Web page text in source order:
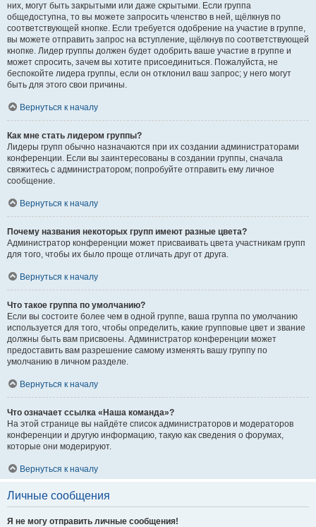
них, могут быть закрытыми или даже скрытыми. Если группа
общедоступна, то вы можете запросить членство в ней, щёлкнув по
соответствующей кнопке. Если требуется одобрение на участие в группе,
вы можете отправить запрос на вступление, щёлкнув по соответствующей
кнопке. Лидер группы должен будет одобрить ваше участие в группе и
может спросить, зачем вы хотите присоединиться. Пожалуйста, не
беспокойте лидера группы, если он отклонил ваш запрос; у него могут
быть для этого свои причины.
Вернуться к началу
Как мне стать лидером группы?
Лидеры групп обычно назначаются при их создании администраторами
конференции. Если вы заинтересованы в создании группы, сначала
свяжитесь с администратором; попробуйте отправить ему личное
сообщение.
Вернуться к началу
Почему названия некоторых групп имеют разные цвета?
Администратор конференции может присваивать цвета участникам групп
для того, чтобы их было проще отличать друг от друга.
Вернуться к началу
Что такое группа по умолчанию?
Если вы состоите более чем в одной группе, ваша группа по умолчанию
используется для того, чтобы определить, какие групповые цвет и звание
должны быть вам присвоены. Администратор конференции может
предоставить вам разрешение самому изменять вашу группу по
умолчанию в личном разделе.
Вернуться к началу
Что означает ссылка «Наша команда»?
На этой странице вы найдёте список администраторов и модераторов
конференции и другую информацию, такую как сведения о форумах,
которые они модерируют.
Вернуться к началу
Личные сообщения
Я не могу отправить личные сообщения!